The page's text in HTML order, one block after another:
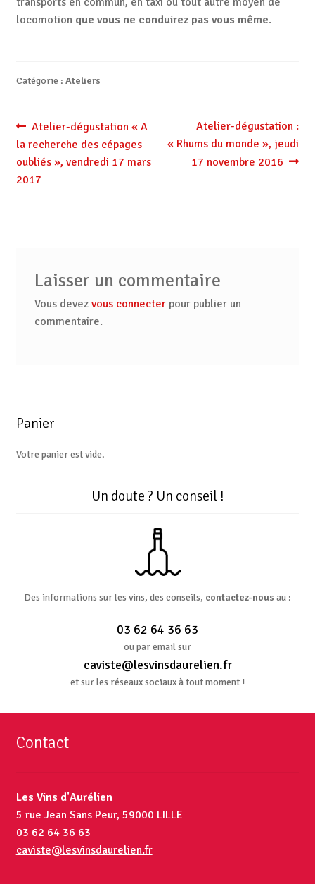
locomotion que vous ne conduirez pas vous même.
Catégorie : Ateliers
Navigation
de
l’article
Article
précédent :
Atelier-dégustation « A
la recherche des cépages
oubliés », vendredi 17 mars
2017
Article
suivant :
Atelier-dégustation :
« Rhums du monde », jeudi
17 novembre 2016
Laisser un commentaire
Vous devez vous connecterpour publier un
commentaire.
Panier
Votre panier est vide.
Un doute ? Un conseil !
Des informations sur les vins, des conseils, contactez-nous au :
03 62 64 36 63
ou par email sur
caviste@lesvinsdaurelien.fr
et sur les réseaux sociaux à tout moment !
Contact
Les Vins d'Aurélien
5 rue Jean Sans Peur, 59000 LILLE
03 62 64 36 63
caviste@lesvinsdaurelien.fr